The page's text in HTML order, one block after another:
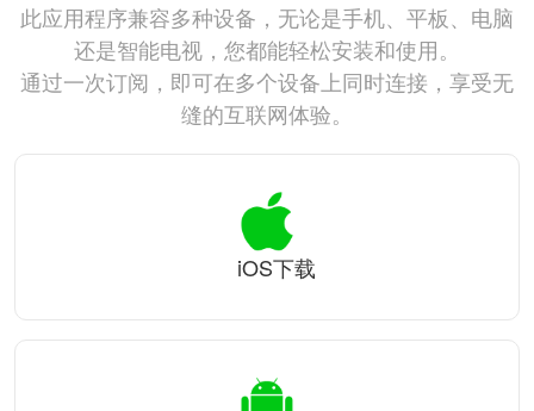
此应用程序兼容多种设备，无论是手机、平板、电脑
还是智能电视，您都能轻松安装和使用。
通过一次订阅，即可在多个设备上同时连接，享受无
缝的互联网体验。
iOS下载